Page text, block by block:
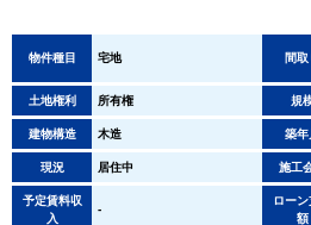
物件種目 宅地 間取
土地権利 所有権 規
建物構造 木造 築年
現況 居住中 施工
予定賃料収
入
-
ロー
額